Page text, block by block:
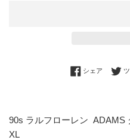
シェア
90s ラルフローレン ADAMS
XL